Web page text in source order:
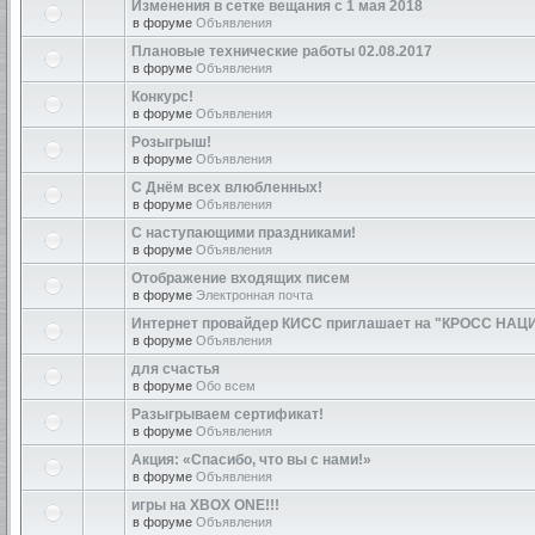
Изменения в сетке вещания с 1 мая 2018
в форуме Объявления
Плановые технические работы 02.08.2017
в форуме Объявления
Конкурс!
в форуме Объявления
Розыгрыш!
в форуме Объявления
С Днём всех влюбленных!
в форуме Объявления
С наступающими праздниками!
в форуме Объявления
Отображение входящих писем
в форуме Электронная почта
Интернет провайдер КИСС приглашает на "КРОСС
в форуме Объявления
для счастья
в форуме Обо всем
Разыгрываем сертификат!
в форуме Объявления
Акция: «Спасибо, что вы с нами!»
в форуме Объявления
игры на XBOX ONE!!!
в форуме Объявления